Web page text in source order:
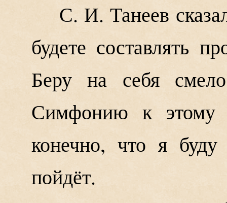
С. И. Танеев
будете составлять
Беру на себя
Симфонию к этому
конечно, что я
пойдёт.